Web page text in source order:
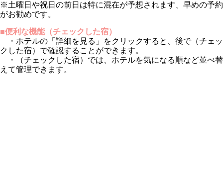
※土曜日や祝日の前日は特に混在が予想されます、早めの予約
がお勧めです。
■便利な機能（チェックした宿）
・ホテルの「詳細を見る」をクリックすると、後で（チェッ
クした宿）で確認することができます。
・（チェックした宿）では、ホテルを気になる順など並べ替
えて管理できます。